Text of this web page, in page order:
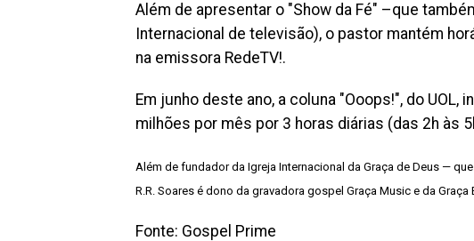
Além de apresentar o "Show da Fé" –que
Internacional de televisão), o pastor mantém
na emissora RedeTV!.
Em junho deste ano, a coluna "Ooops!", do
milhões por mês por 3 horas diárias (das 2h às
Além de fundador da Igreja Internacional da Graça de Deus —
R.R. Soares é dono da gravadora gospel Graça Music e da Graça
Fonte: Gospel Prime